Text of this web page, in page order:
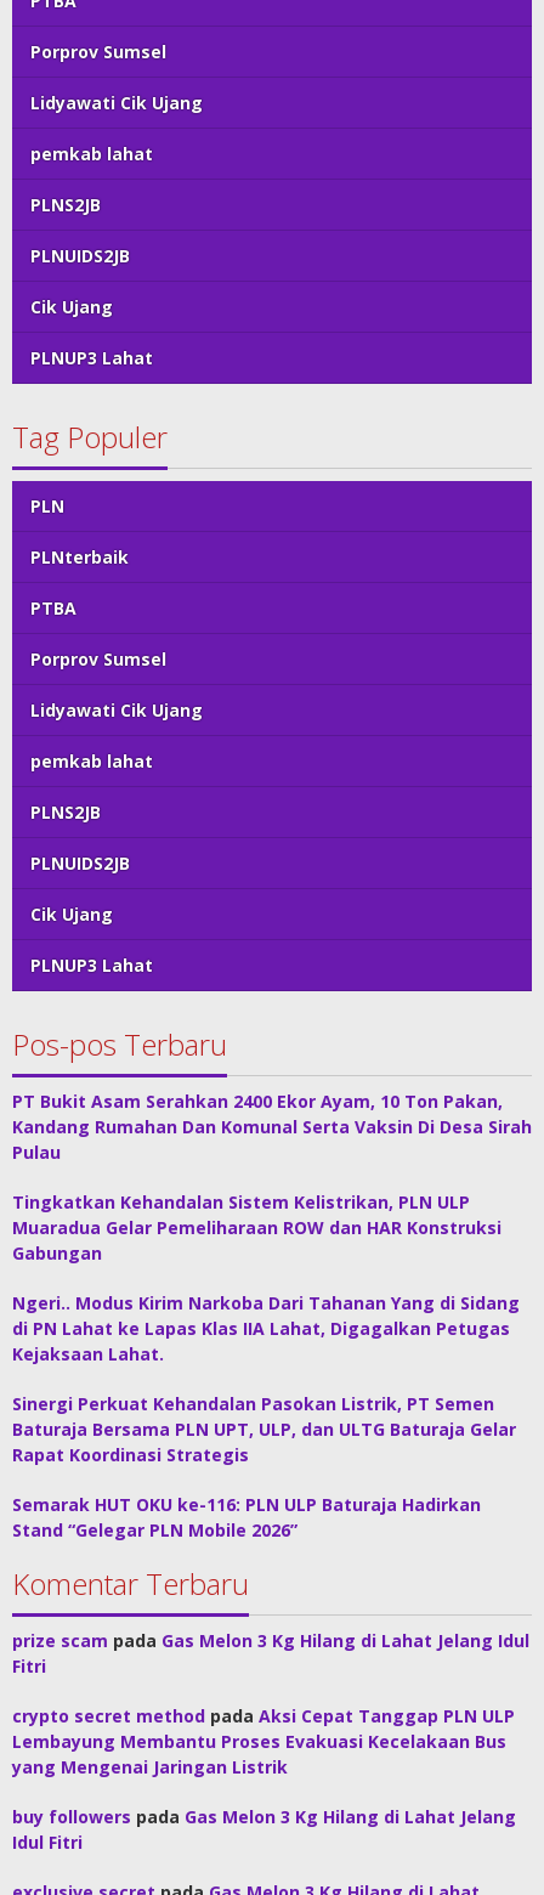
Porprov Sumsel
Lidyawati Cik Ujang
pemkab lahat
PLNS2JB
PLNUIDS2JB
Cik Ujang
PLNUP3 Lahat
Tag Populer
PLN
PLNterbaik
PTBA
Porprov Sumsel
Lidyawati Cik Ujang
pemkab lahat
PLNS2JB
PLNUIDS2JB
Cik Ujang
PLNUP3 Lahat
Pos-pos Terbaru
PT Bukit Asam Serahkan 2400 Ekor Ayam, 10 Ton Pakan,
Kandang Rumahan Dan Komunal Serta Vaksin Di Desa Sirah
Pulau
Tingkatkan Kehandalan Sistem Kelistrikan, PLN ULP
Muaradua Gelar Pemeliharaan ROW dan HAR Konstruksi
Gabungan
Ngeri.. Modus Kirim Narkoba Dari Tahanan Yang di Sidang
di PN Lahat ke Lapas Klas IIA Lahat, Digagalkan Petugas
Kejaksaan Lahat.
Sinergi Perkuat Kehandalan Pasokan Listrik, PT Semen
Baturaja Bersama PLN UPT, ULP, dan ULTG Baturaja Gelar
Rapat Koordinasi Strategis
Semarak HUT OKU ke-116: PLN ULP Baturaja Hadirkan
Stand “Gelegar PLN Mobile 2026”
Komentar Terbaru
prize scam pada Gas Melon 3 Kg Hilang di Lahat Jelang Idul
Fitri
crypto secret method pada Aksi Cepat Tanggap PLN ULP
Lembayung Membantu Proses Evakuasi Kecelakaan Bus
yang Mengenai Jaringan Listrik
buy followers pada Gas Melon 3 Kg Hilang di Lahat Jelang
Idul Fitri